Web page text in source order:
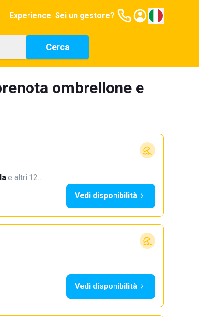
Experience Sei un gestore?
Cerca
ombrellone e
·e altri 12…
Vedi disponibilità
Vedi disponibilità